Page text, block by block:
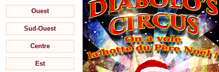
Ouest
Sud-Ouest
Centre
Est